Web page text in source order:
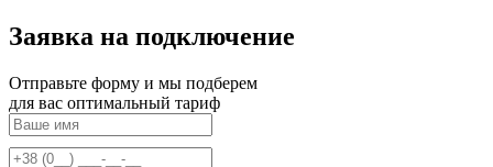
Заявка на подключение
Отправьте форму и мы подберем
для вас оптимальный тариф